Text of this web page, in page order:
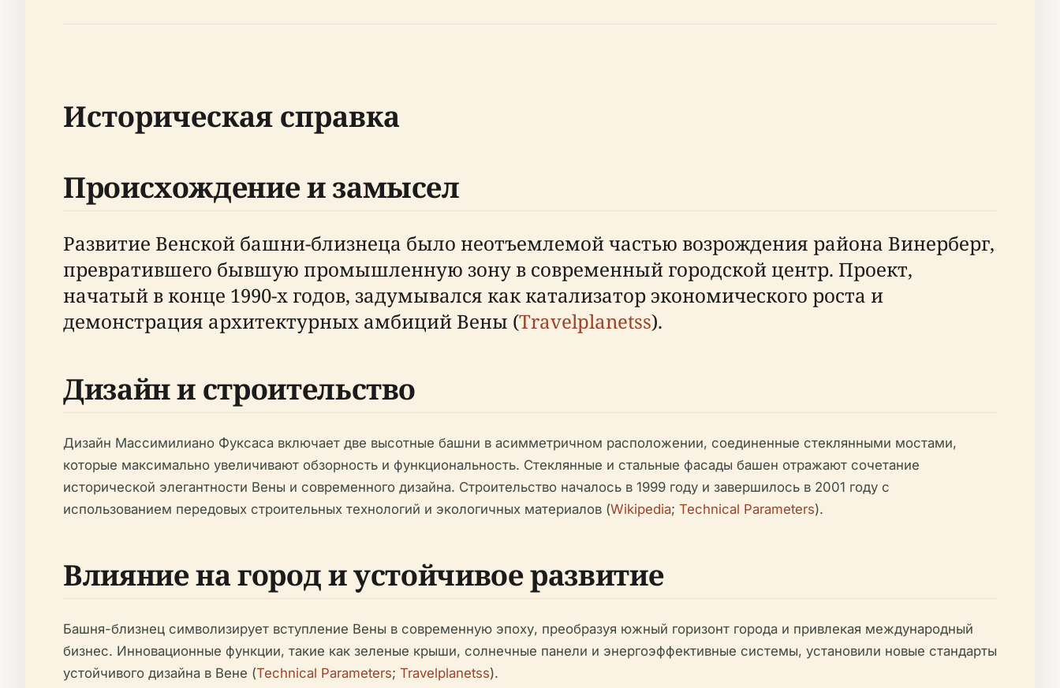
Историческая справка
Происхождение и замысел
Развитие Венской башни-близнеца было неотъемлемой частью возрождения района Винерберг,
превратившего бывшую промышленную зону в современный городской центр. Проект,
начатый в конце 1990-х годов, задумывался как катализатор экономического роста и
демонстрация архитектурных амбиций Вены (Travelplanetss).
Дизайн и строительство
Дизайн Массимилиано Фуксаса включает две высотные башни в асимметричном расположении, соединенные стеклянными мостами,
которые максимально увеличивают обзорность и функциональность. Стеклянные и стальные фасады башен отражают сочетание
исторической элегантности Вены и современного дизайна. Строительство началось в 1999 году и завершилось в 2001 году с
использованием передовых строительных технологий и экологичных материалов (Wikipedia; Technical Parameters).
Влияние на город и устойчивое развитие
Башня-близнец символизирует вступление Вены в современную эпоху, преобразуя южный горизонт города и привлекая международный
бизнес. Инновационные функции, такие как зеленые крыши, солнечные панели и энергоэффективные системы, установили новые стандарты
устойчивого дизайна в Вене (Technical Parameters; Travelplanetss).